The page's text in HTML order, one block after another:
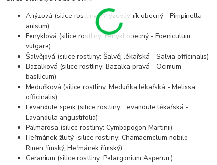
Anýzová (silice rostliny: Anýzovávník obecný - Pimpinella
anisum)
Fenyklová (silice rostliny: Fenykl obecný - Foeniculum
vulgare)
Šalvějová (silice rostliny: Šalvěj lékařská - Salvia officinalis)
Bazalková (silice rostliny: Bazalka pravá - Ocimum
basilicum)
Meduňková (silice rostliny: Meduňka lékařská - Melissa
officinalis)
Levandule speik (silice rostliny: Levandule lékařská -
Lavandula angustifolia)
Palmarosa (silice rostliny: Cymbopogon Martinii)
Heřmánek žlutý (silice rostliny: Chamaemelum nobile -
Rmen římský, Heřmánek římský)
Geranium (silice rostliny: Pelargonium Asperum)